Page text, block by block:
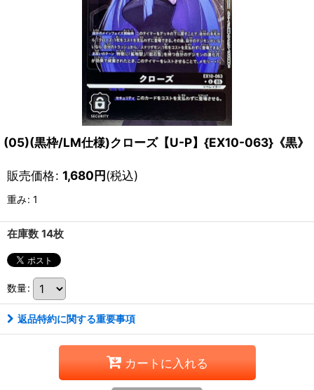
(05)(黒枠/LM仕様)クローズ【U-P】{EX10-063}《黒》
販売価格: 1,680円(税込)
重み: 1
在庫数 14枚
数量:
返品特約に関する重要事項
カートに入れる